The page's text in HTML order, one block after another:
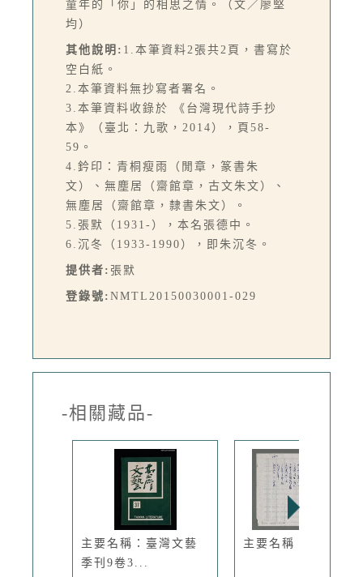
童年的「你」的相思之情。（文／廖堅
均）
其他說明: 1.本筆資料2張共2頁，書寫於
空白紙。
2.本筆資料無抄寫者署名。
3.本筆資料收錄於 《台灣現代詩手抄
本》（臺北：九歌，2014），頁58-
59。
4.鈐印：青桐瘦雨（閒章，篆書朱
文）、無塵居（齋館章，古文朱文）、
無塵居（齋館章，隸書朱文）。
5.張默（1931-），本名張德中。
6.沉冬（1933-1990），即朱沉冬。
提供者: 張默
登錄號: NMTL20150030001-029
-相關藏品-
主要名稱：臺灣文藝
季刊9卷3...
主要名稱：守望